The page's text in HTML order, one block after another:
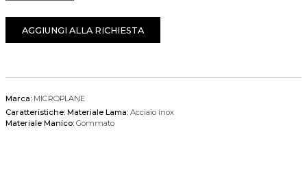
AGGIUNGI ALLA RICHIESTA
Marca: MICROPLANE
Caratteristiche: Materiale Lama: Acciaio inox
Materiale Manico: Gommato